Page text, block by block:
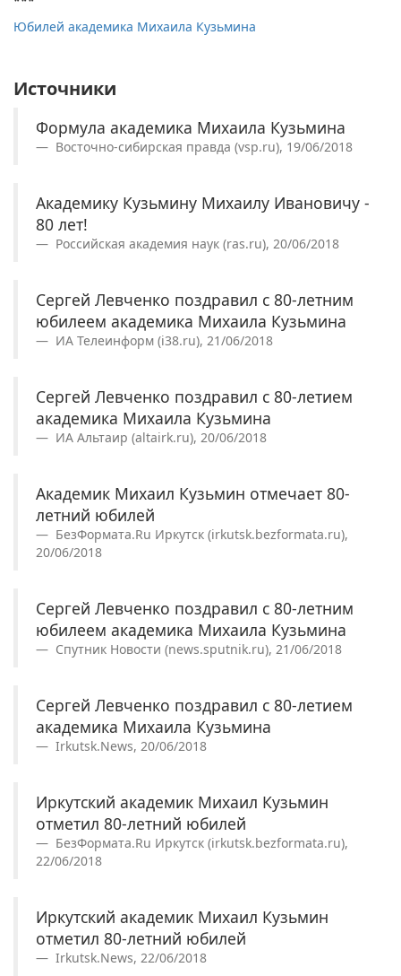
Юбилей академика Михаила Кузьмина
Источники
Формула академика Михаила Кузьмина
Восточно-сибирская правда (vsp.ru), 19/06/2018
Академику Кузьмину Михаилу Ивановичу -
80 лет!
Российская академия наук (ras.ru), 20/06/2018
Сергей Левченко поздравил с 80-летним
юбилеем академика Михаила Кузьмина
ИА Телеинформ (i38.ru), 21/06/2018
Сергей Левченко поздравил с 80-летием
академика Михаила Кузьмина
ИА Альтаир (altairk.ru), 20/06/2018
Академик Михаил Кузьмин отмечает 80-
летний юбилей
БезФормата.Ru Иркутск (irkutsk.bezformata.ru),
20/06/2018
Сергей Левченко поздравил с 80-летним
юбилеем академика Михаила Кузьмина
Спутник Новости (news.sputnik.ru), 21/06/2018
Сергей Левченко поздравил с 80-летием
академика Михаила Кузьмина
Irkutsk.News, 20/06/2018
Иркутский академик Михаил Кузьмин
отметил 80-летний юбилей
БезФормата.Ru Иркутск (irkutsk.bezformata.ru),
22/06/2018
Иркутский академик Михаил Кузьмин
отметил 80-летний юбилей
Irkutsk.News, 22/06/2018